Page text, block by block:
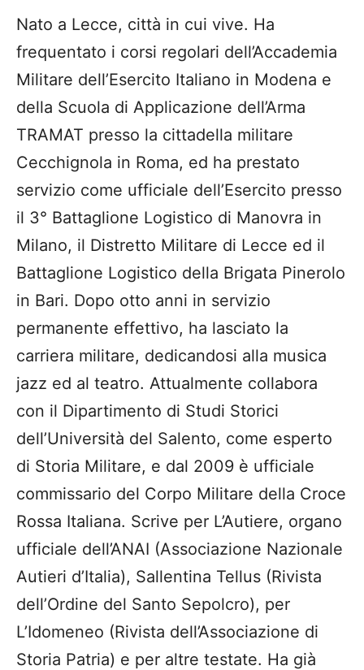
Nato a Lecce, città in cui vive. Ha
frequentato i corsi regolari dell’Accademia
Militare dell’Esercito Italiano in Modena e
della Scuola di Applicazione dell’Arma
TRAMAT presso la cittadella militare
Cecchignola in Roma, ed ha prestato
servizio come ufficiale dell’Esercito presso
il 3° Battaglione Logistico di Manovra in
Milano, il Distretto Militare di Lecce ed il
Battaglione Logistico della Brigata Pinerolo
in Bari. Dopo otto anni in servizio
permanente effettivo, ha lasciato la
carriera militare, dedicandosi alla musica
jazz ed al teatro. Attualmente collabora
con il Dipartimento di Studi Storici
dell’Università del Salento, come esperto
di Storia Militare, e dal 2009 è ufficiale
commissario del Corpo Militare della Croce
Rossa Italiana. Scrive per L’Autiere, organo
ufficiale dell’ANAI (Associazione Nazionale
Autieri d’Italia), Sallentina Tellus (Rivista
dell’Ordine del Santo Sepolcro), per
L’Idomeneo (Rivista dell’Associazione di
Storia Patria) e per altre testate. Ha già